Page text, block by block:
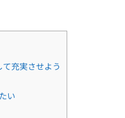
充実させよう
い